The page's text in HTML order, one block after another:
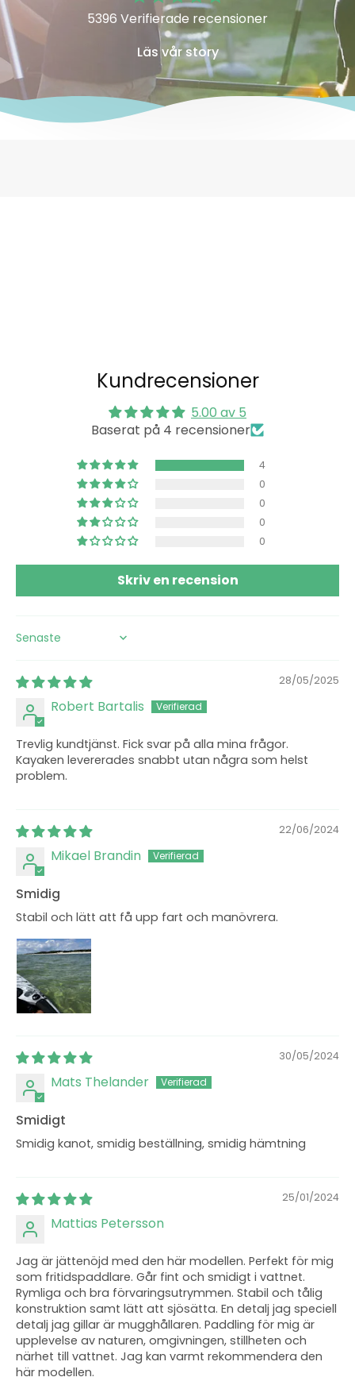
5396 Verifierade recensioner
Läs vår story
Kundrecensioner
5.00 av 5
Baserat på 4 recensioner
4
0
0
0
0
Skriv en recension
Sort by
28/05/2025
Robert Bartalis
Trevlig kundtjänst. Fick svar på alla mina frågor.
Kayaken levererades snabbt utan några som helst
problem.
22/06/2024
Mikael Brandin
Smidig
Stabil och lätt att få upp fart och manövrera.
30/05/2024
Mats Thelander
Smidigt
Smidig kanot, smidig beställning, smidig hämtning
25/01/2024
Mattias Petersson
Jag är jättenöjd med den här modellen. Perfekt för mig
som fritidspaddlare. Går fint och smidigt i vattnet.
Rymliga och bra förvaringsutrymmen. Stabil och tålig
konstruktion samt lätt att sjösätta. En detalj jag speciell
detalj jag gillar är mugghållaren. Paddling för mig är
upplevelse av naturen, omgivningen, stillheten och
närhet till vattnet. Jag kan varmt rekommendera den
här modellen.